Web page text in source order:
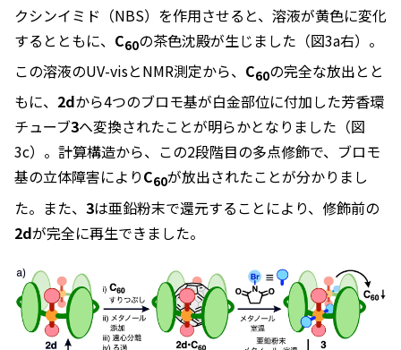
クシンイミド（NBS）を作用させると、溶液が黄色に変化
するとともに、 C60の茶色沈殿が生じました（図3a右）。
この溶液のUV-visとNMR測定から、 C60の完全な放出とと
もに、 2dから4つのブロモ基が白金部位に付加した芳香環
チューブ3へ変換されたことが明らかとなりました（図
3c）。計算構造から、この2段階目の多点修飾で、ブロモ
基の立体障害によりC60が放出されたことが分かりまし
た。また、 3は亜鉛粉末で還元することにより、修飾前の
2dが完全に再生できました。